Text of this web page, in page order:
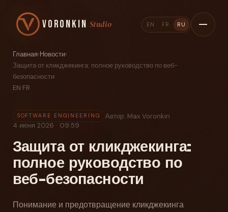
Voronkin Studio EN FR RU
Главная›Новости›
Защита от кликджекинга: полное руководство по веб-
безопасности
EN·FR
SOFTWARE ENGINEERING
Автор: Max Voronkin
4 июня 2026 · 09:59
Защита от кликджекинга:
полное руководство по
веб-безопасности
Понимание и предотвращение кликджекинга